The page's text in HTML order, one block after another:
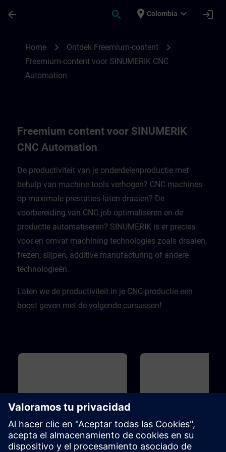
arrow_back search place Colombia expand_more login
Home chevron_right Ontdek Freemium-content chevron_right
Freemium-content voor SINUMERIK CNC
Automation
Freemium content voor SINUMERIK
CNC Automation
De productiviteit van je onderdelenproductie met
behulp van machine tools verhogen? CNC machines
op maximale prestaties laten draaien? De
voorbereiding van CNC job optimaliseren en de
productie automatiseren? SINUMERIK is er precies
voor en omvat machining technologies zoals draaien,
frezen, slijpen, additive manufacturing of andere
technologieën.
Laten we de productiviteit in je CNC-productie een
boost geven met de volgende cursussen!
Básico 36m
SINUMERIK - Fundamental
Básico
SINUMERIK - Part